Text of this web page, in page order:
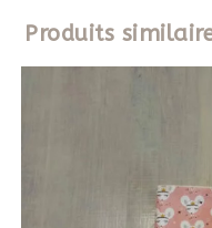
Produits